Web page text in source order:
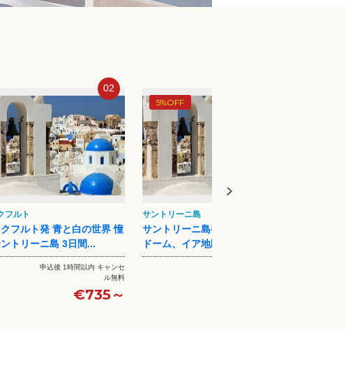
03
ーニ島
ーニ島半日観光！ブルー
イア地区などを訪問...
4日前までキャンセル無料
€100～
9%OFF
ロンドン
ロンドン発 世界一綺麗な島 サント
リーニ島を満喫の2日間【往...